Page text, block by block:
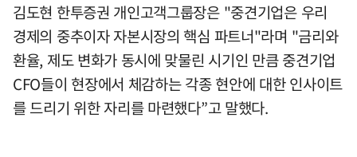
김도현 한투증권 개인고객그룹장은 "중견기업은 우리
경제의 중추이자 자본시장의 핵심 파트너"라며 "금리와
환율, 제도 변화가 동시에 맞물린 시기인 만큼 중견기업
CFO들이 현장에서 체감하는 각종 현안에 대한 인사이트
를 드리기 위한 자리를 마련했다”고 말했다.